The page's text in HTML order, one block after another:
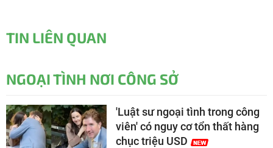
TIN LIÊN QUAN
NGOẠI TÌNH NƠI CÔNG SỞ
'Luật sư ngoại tình trong công
viên' có nguy cơ tổn thất hàng
chục triệu USD